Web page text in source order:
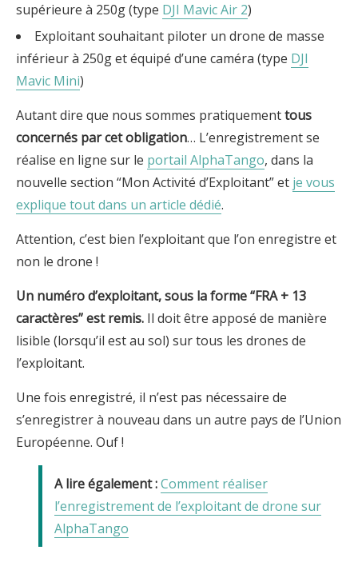
supérieure à 250g (type DJI Mavic Air 2)
Exploitant souhaitant piloter un drone de masse
inférieur à 250g et équipé d’une caméra (type DJI
Mavic Mini)
Autant dire que nous sommes pratiquementtous
concernés par cet obligation… L’enregistrement se
réalise en ligne sur le portail AlphaTango, dans la
nouvelle section “Mon Activité d’Exploitant” et je vous
explique tout dans un article dédié.
Attention, c’est bien l’exploitant que l’on enregistre et
non le drone !
Un numéro d’exploitant, sous la forme “FRA + 13
caractères” est remis. Il doit être apposé de manière
lisible (lorsqu’il est au sol) sur tous les drones de
l’exploitant.
Une fois enregistré, il n’est pas nécessaire de
s’enregistrer à nouveau dans un autre pays de l’Union
Européenne. Ouf !
Comment réaliser
l’enregistrement de l’exploitant de drone sur
AlphaTango